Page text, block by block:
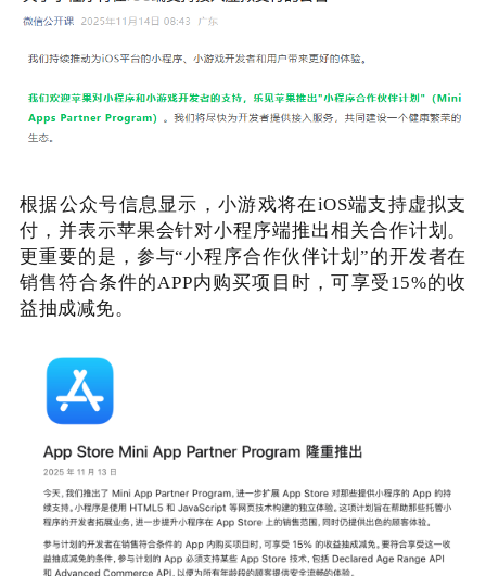
根据公众号信息显示，小游戏将在iOS端支持虚拟支
付，并表示苹果会针对小程序端推出相关合作计划。
更重要的是，参与“小程序合作伙伴计划”的开发者在
销售符合条件的APP内购买项目时，可享受15%的收
益抽成减免。